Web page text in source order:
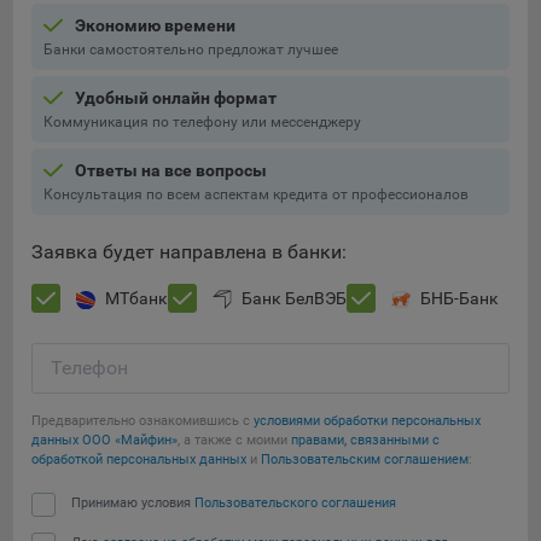
5.4. Создание и предоставление персонализированной
9.1. Технические (обязательные) файлы cookie, например,
применяемые при регистрации либо входе в систему, или
для оставления отзыва либо комментария. Данные файлы
cookie используются в целях обеспечения корректной
системах. Вместе с тем, пользователь может настроить
браузер, чтобы он блокировал такие файлы сookie или
уведомлял пользователя об их использовании — но в таком
9.2. Функциональные файлы cookie, например,
используются для обеспечения работы некоторых
дополнительных функций сайтов, например, для хранения
пользователя или выбора языка, и для предотвращения
повторных прохождений опросов пользователями.
Экономию времени
Банки самостоятельно предложат лучшее
Удобный онлайн формат
Коммуникация по телефону или мессенджеру
Ответы на все вопросы
Консультация по всем аспектам кредита от профессионалов
Заявка будет направлена в банки:
МТбанк Банк БелВЭБ БНБ-Банк
Телефон
Предварительно ознакомившись с условиями обработки персональных
данных ООО «Майфин», а также с моими правами, связанными с
обработкой персональных данных и Пользовательским соглашением:
Принимаю условия Пользовательского соглашения